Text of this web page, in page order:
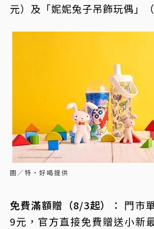
元）及「妮妮兔子吊飾玩偶」
圖／特‧好喝提供
免費滿額贈（8/3起）： 門市
9元，官方直接免費贈送小新